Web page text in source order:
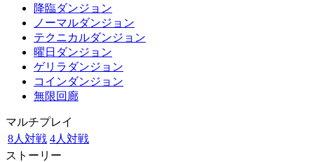
降臨ダンジョン
ノーマルダンジョン
テクニカルダンジョン
曜日ダンジョン
ゲリラダンジョン
コインダンジョン
無限回廊
マルチプレイ
8人対戦 4人対戦
ストーリー